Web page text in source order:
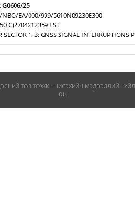
G0606/25
EA/000/999/5610N09230E300
C)2704212359 EST
SECTOR 1, 3: GNSS SIGNAL INTERRUPTIONS
ТӨВ ТӨХХК - НИСЭХИЙН МЭДЭЭЛЛИЙН
ОН